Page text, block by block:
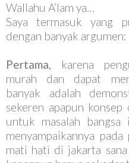
Wallahu A’lam ya…
Saya termasuk yang
dengan banyak argumen:
Pertama, karena
murah dan dapat
banyak adalah
sekeren apapun
untuk masalah
menyampaikannya
mati hati di jakarta sana